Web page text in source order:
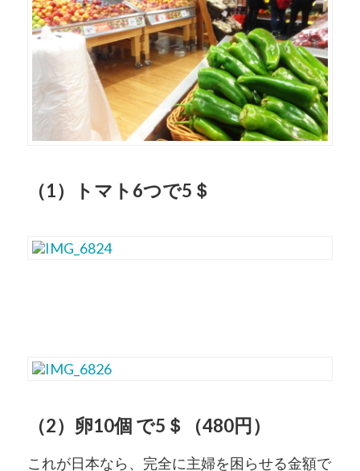
（1）トマト6つで5＄
（2）卵10個 で5＄（480円）
これが日本なら、完全に主婦を困らせる金額で